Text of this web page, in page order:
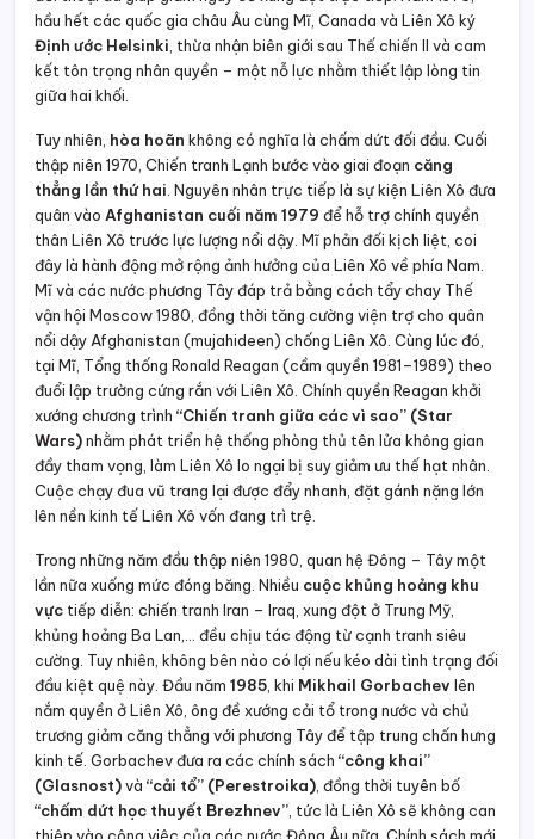
hầu hết các quốc gia châu Âu cùng Mĩ, Canada và Liên Xô ký
Định ước Helsinki , thừa nhận biên giới sau Thế chiến II và cam
kết tôn trọng nhân quyền – một nỗ lực nhằm thiết lập lòng tin
giữa hai khối.
Tuy nhiên, hòa hoãn không có nghĩa là chấm dứt đối đầu. Cuối
thập niên 1970, Chiến tranh Lạnh bước vào giai đoạn căng
thẳng lần thứ hai . Nguyên nhân trực tiếp là sự kiện Liên Xô đưa
quân vào Afghanistan cuối năm 1979 để hỗ trợ chính quyền
thân Liên Xô trước lực lượng nổi dậy. Mĩ phản đối kịch liệt, coi
đây là hành động mở rộng ảnh hưởng của Liên Xô về phía Nam.
Mĩ và các nước phương Tây đáp trả bằng cách tẩy chay Thế
vận hội Moscow 1980, đồng thời tăng cường viện trợ cho quân
nổi dậy Afghanistan (mujahideen) chống Liên Xô. Cùng lúc đó,
tại Mĩ, Tổng thống Ronald Reagan (cầm quyền 1981–1989) theo
đuổi lập trường cứng rắn với Liên Xô. Chính quyền Reagan khởi
xướng chương trình “Chiến tranh giữa các vì sao” (Star
Wars)nhằm phát triển hệ thống phòng thủ tên lửa không gian
đầy tham vọng, làm Liên Xô lo ngại bị suy giảm ưu thế hạt nhân.
Cuộc chạy đua vũ trang lại được đẩy nhanh, đặt gánh nặng lớn
lên nền kinh tế Liên Xô vốn đang trì trệ.
Trong những năm đầu thập niên 1980, quan hệ Đông – Tây một
lần nữa xuống mức đóng băng. Nhiều cuộc khủng hoảng khu
vực tiếp diễn: chiến tranh Iran – Iraq, xung đột ở Trung Mỹ,
khủng hoảng Ba Lan,… đều chịu tác động từ cạnh tranh siêu
cường. Tuy nhiên, không bên nào có lợi nếu kéo dài tình trạng đối
đầu kiệt quệ này. Đầu năm 1985 , khi Mikhail Gorbachev lên
nắm quyền ở Liên Xô, ông đề xướng cải tổ trong nước và chủ
trương giảm căng thẳng với phương Tây để tập trung chấn hưng
kinh tế. Gorbachev đưa ra các chính sách “công khai”
(Glasnost)và “cải tổ” (Perestroika) , đồng thời tuyên bố
“chấm dứt học thuyết Brezhnev” , tức là Liên Xô sẽ không can
thiệp vào công việc của các nước Đông Âu nữa. Chính sách mới